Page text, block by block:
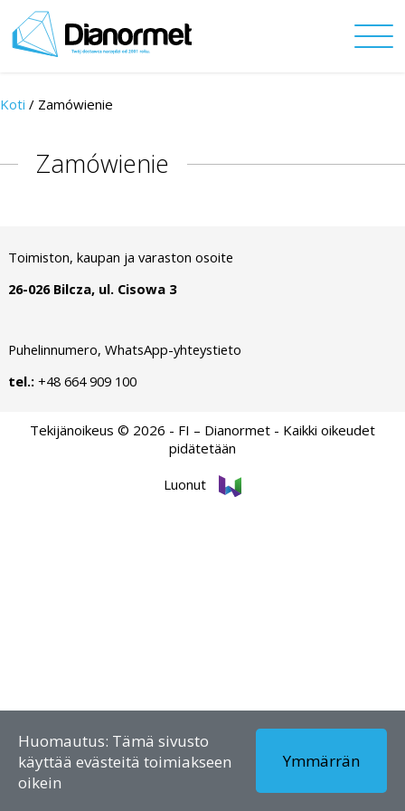
Koti / Zamówienie
Zamówienie
Toimiston, kaupan ja varaston osoite
26-026 Bilcza, ul. Cisowa 3
Puhelinnumero, WhatsApp-yhteystieto
tel.:+48 664 909 100
Tekijänoikeus © 2026 - FI – Dianormet - Kaikki oikeudet
pidätetään
Luonut
Huomautus: Tämä sivusto
käyttää evästeitä toimiakseen
oikein
Ymmärrän